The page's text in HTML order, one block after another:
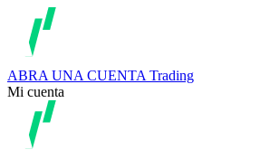
ABRA UNA CUENTA Trading
Mi cuenta